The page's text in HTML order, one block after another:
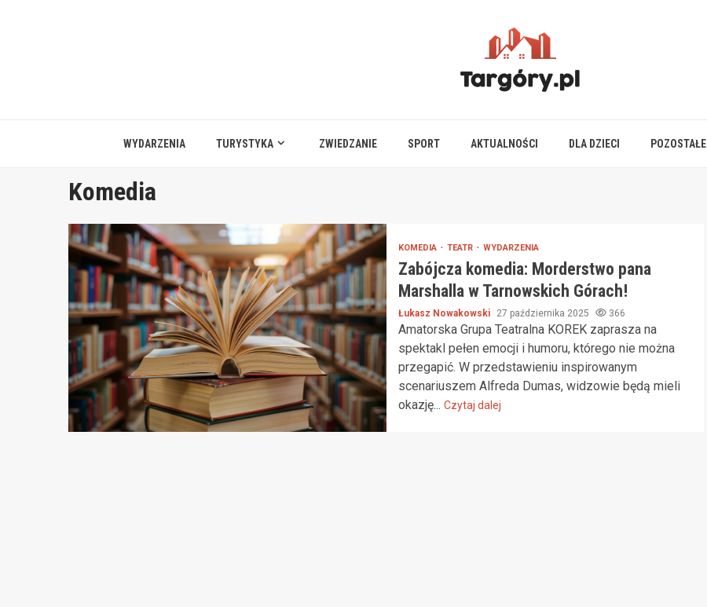
WYDARZENIA TURYSTYKA ZWIEDZANIE SPORT AKTUALNOŚCI DLA DZIECI POZOSTAŁE
Komedia
KOMEDIA TEATR WYDARZENIA
Zabójcza komedia: Morderstwo pana
Marshalla w Tarnowskich Górach!
Łukasz Nowakowski 27 października 2025 366
Amatorska Grupa Teatralna KOREK zaprasza na
spektakl pełen emocji i humoru, którego nie można
przegapić. W przedstawieniu inspirowanym
scenariuszem Alfreda Dumas, widzowie będą mieli
okazję... Czytaj dalej